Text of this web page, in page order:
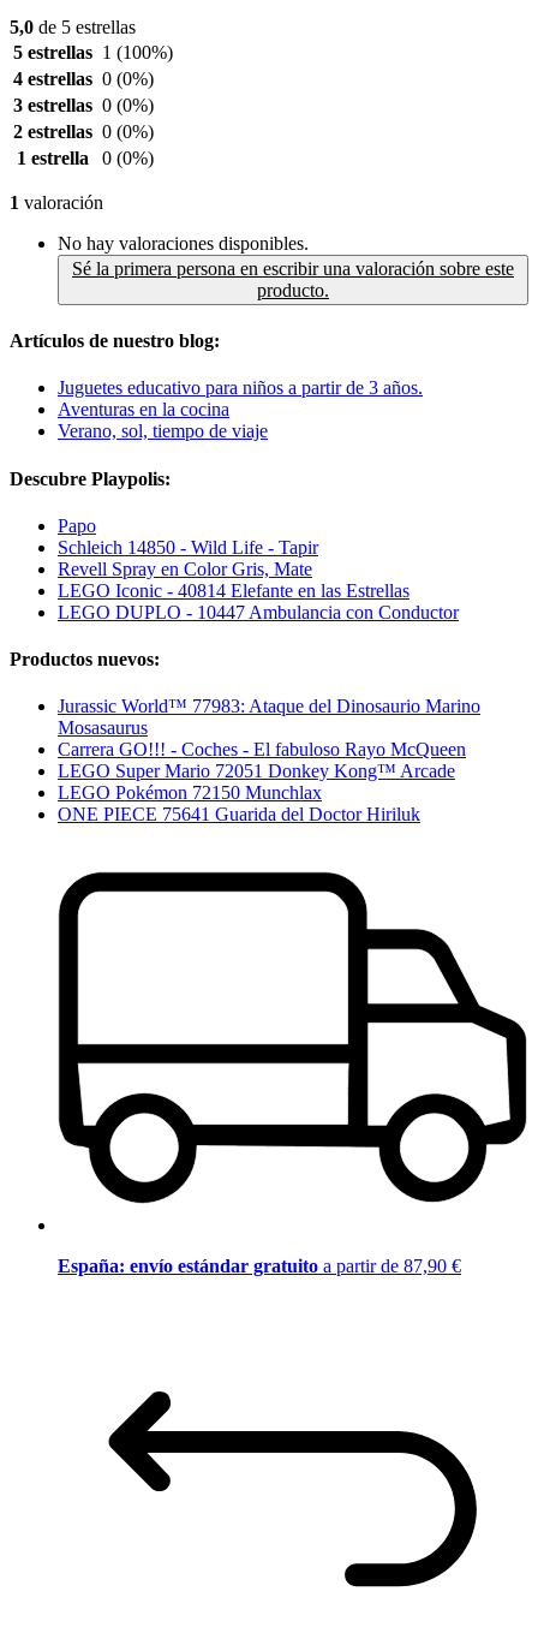
5,0 de 5 estrellas
5 estrellas 1 (100%)
4 estrellas 0 (0%)
3 estrellas 0 (0%)
2 estrellas 0 (0%)
1 estrella
0 (0%)
1 valoración
No hay valoraciones disponibles.
Sé la primera persona en escribir una valoración sobre este
producto.
Artículos de nuestro blog:
Juguetes educativo para niños a partir de 3 años.
Aventuras en la cocina
Verano, sol, tiempo de viaje
Descubre Playpolis:
Papo
Schleich 14850 - Wild Life - Tapir
Revell Spray en Color Gris, Mate
LEGO Iconic - 40814 Elefante en las Estrellas
LEGO DUPLO - 10447 Ambulancia con Conductor
Productos nuevos:
Jurassic World™ 77983: Ataque del Dinosaurio Marino
Mosasaurus
Carrera GO!!! - Coches - El fabuloso Rayo McQueen
LEGO Super Mario 72051 Donkey Kong™ Arcade
LEGO Pokémon 72150 Munchlax
ONE PIECE 75641 Guarida del Doctor Hiriluk
España: envío estándar gratuito a partir de 87,90 €